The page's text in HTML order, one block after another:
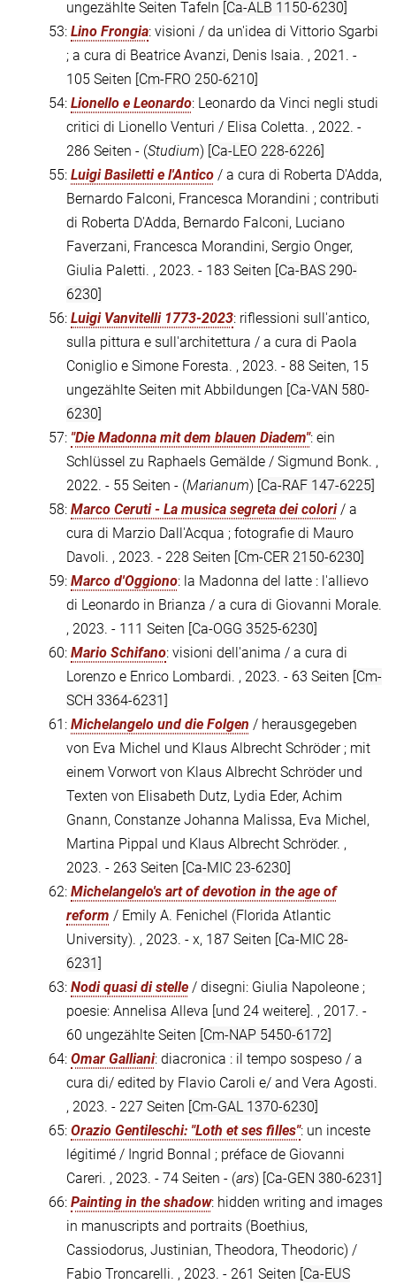
ungezählte Seiten Tafeln [Ca-ALB 1150-6230]
53: Lino Frongia: visioni / da un'idea di Vittorio Sgarbi
; a cura di Beatrice Avanzi, Denis Isaia. , 2021. -
105 Seiten [Cm-FRO 250-6210]
54: Lionello e Leonardo: Leonardo da Vinci negli studi
critici di Lionello Venturi / Elisa Coletta. , 2022. -
286 Seiten - (Studium) [Ca-LEO 228-6226]
55: Luigi Basiletti e l'Antico / a cura di Roberta D'Adda,
Bernardo Falconi, Francesca Morandini ; contributi
di Roberta D'Adda, Bernardo Falconi, Luciano
Faverzani, Francesca Morandini, Sergio Onger,
Giulia Paletti. , 2023. - 183 Seiten [Ca-BAS 290-
6230]
56: Luigi Vanvitelli 1773-2023: riflessioni sull'antico,
sulla pittura e sull'architettura / a cura di Paola
Coniglio e Simone Foresta. , 2023. - 88 Seiten, 15
ungezählte Seiten mit Abbildungen [Ca-VAN 580-
6230]
57: "Die Madonna mit dem blauen Diadem": ein
Schlüssel zu Raphaels Gemälde / Sigmund Bonk. ,
2022. - 55 Seiten - (Marianum) [Ca-RAF 147-6225]
58: Marco Ceruti - La musica segreta dei colori/ a
cura di Marzio Dall'Acqua ; fotografie di Mauro
Davoli. , 2023. - 228 Seiten [Cm-CER 2150-6230]
59: Marco d'Oggiono: la Madonna del latte : l'allievo
di Leonardo in Brianza / a cura di Giovanni Morale.
, 2023. - 111 Seiten [Ca-OGG 3525-6230]
60: Mario Schifano: visioni dell'anima / a cura di
Lorenzo e Enrico Lombardi. , 2023. - 63 Seiten [Cm-
SCH 3364-6231]
61: Michelangelo und die Folgen / herausgegeben
von Eva Michel und Klaus Albrecht Schröder ; mit
einem Vorwort von Klaus Albrecht Schröder und
Texten von Elisabeth Dutz, Lydia Eder, Achim
Gnann, Constanze Johanna Malissa, Eva Michel,
Martina Pippal und Klaus Albrecht Schröder. ,
2023. - 263 Seiten [Ca-MIC 23-6230]
62: Michelangelo's art of devotion in the age of
reform / Emily A. Fenichel (Florida Atlantic
University). , 2023. - x, 187 Seiten [Ca-MIC 28-
6231]
63: Nodi quasi di stelle / disegni: Giulia Napoleone ;
poesie: Annelisa Alleva [und 24 weitere]. , 2017. -
60 ungezählte Seiten [Cm-NAP 5450-6172]
64: Omar Galliani: diacronica : il tempo sospeso / a
cura di/ edited by Flavio Caroli e/ and Vera Agosti.
, 2023. - 227 Seiten [Cm-GAL 1370-6230]
65: Orazio Gentileschi: "Loth et ses filles": un inceste
légitimé / Ingrid Bonnal ; préface de Giovanni
Careri. , 2023. - 74 Seiten - (ars) [Ca-GEN 380-6231]
66: Painting in the shadow: hidden writing and images
in manuscripts and portraits (Boethius,
Cassiodorus, Justinian, Theodora, Theodoric) /
Fabio Troncarelli. , 2023. - 261 Seiten [Ca-EUS